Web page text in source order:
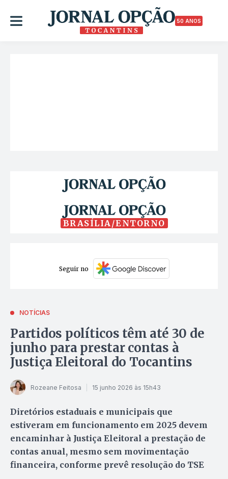
50 ANOS
BRASÍLIA/ENTORNO
Seguir no
NOTÍCIAS
Partidos políticos têm até 30 de
junho para prestar contas à
Justiça Eleitoral do Tocantins
Rozeane Feitosa 15 junho 2026 às 15h43
Diretórios estaduais e municipais que
estiveram em funcionamento em 2025 devem
encaminhar à Justiça Eleitoral a prestação de
contas anual, mesmo sem movimentação
financeira, conforme prevê resolução do TSE